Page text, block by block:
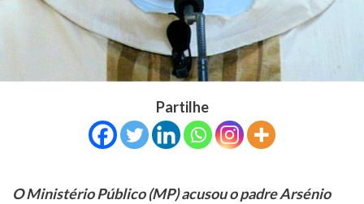
Partilhe
O Ministério Público (MP) acusou o padre Arsénio